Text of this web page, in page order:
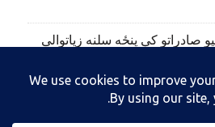
صادراتو کې پنځه سلنه زیاتوالی